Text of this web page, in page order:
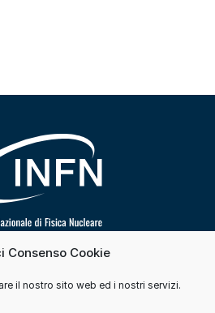
Consenso Cookie
il nostro sito web ed i nostri servizi.
su